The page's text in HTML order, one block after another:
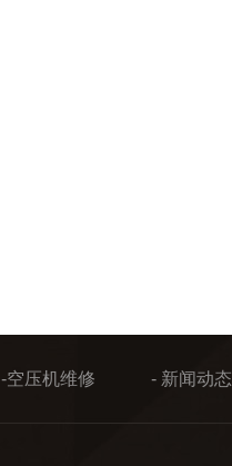
-空压机维修 - 新闻动态